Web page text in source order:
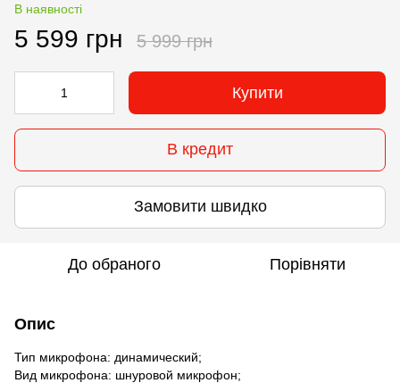
В наявності
5 599 грн 5 999 грн
Купити
В кредит
Замовити швидко
До обраного Порівняти
Опис
Тип микрофона: динамический;
Вид микрофона: шнуровой микрофон;